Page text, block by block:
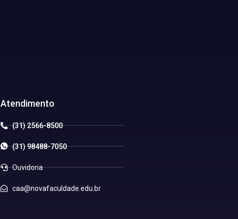
Atendimento
(31) 2566-8500
(31) 98488-7050
Ouvidoria
caa@novafaculdade.edu.br